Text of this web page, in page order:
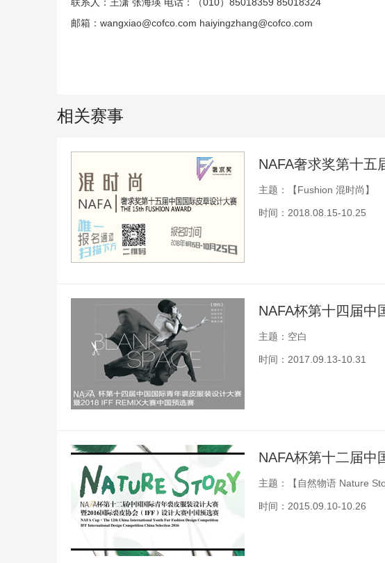
联系人：王潇 张海瑛 电话：（010）85018359 85018324
邮箱：wangxiao@cofco.com haiyingzhang@cofco.com
相关赛事
NAFA奢求奖第十五
主题：【Fushion 混时尚】
时间：2018.08.15-10.25
主题：空白
时间：2017.09.13-10.31
NAFA杯第十二届中
主题：【自然物语 Nature
时间：2015.09.10-10.26